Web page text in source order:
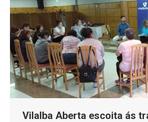
Vilalba Aberta escoita ás